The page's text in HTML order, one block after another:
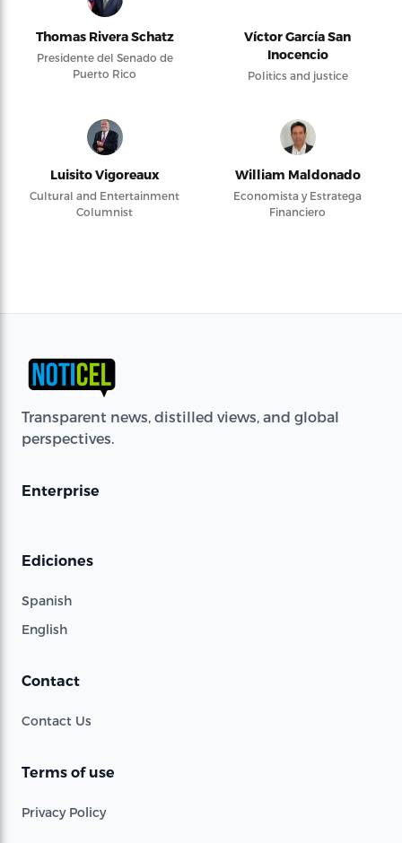
Thomas Rivera Schatz
Presidente del Senado de
Puerto Rico
Víctor García San
Inocencio
Politics and justice
Luisito Vigoreaux
Cultural and Entertainment
Columnist
William Maldonado
Economista y Estratega
Financiero
Transparent news, distilled views, and global
perspectives.
Enterprise
Ediciones
Spanish
English
Contact
Contact Us
Terms of use
Privacy Policy